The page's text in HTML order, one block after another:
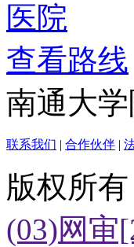
查看路线
南通大
联系我们 | 合作伙伴 |
版权所
(03)网审